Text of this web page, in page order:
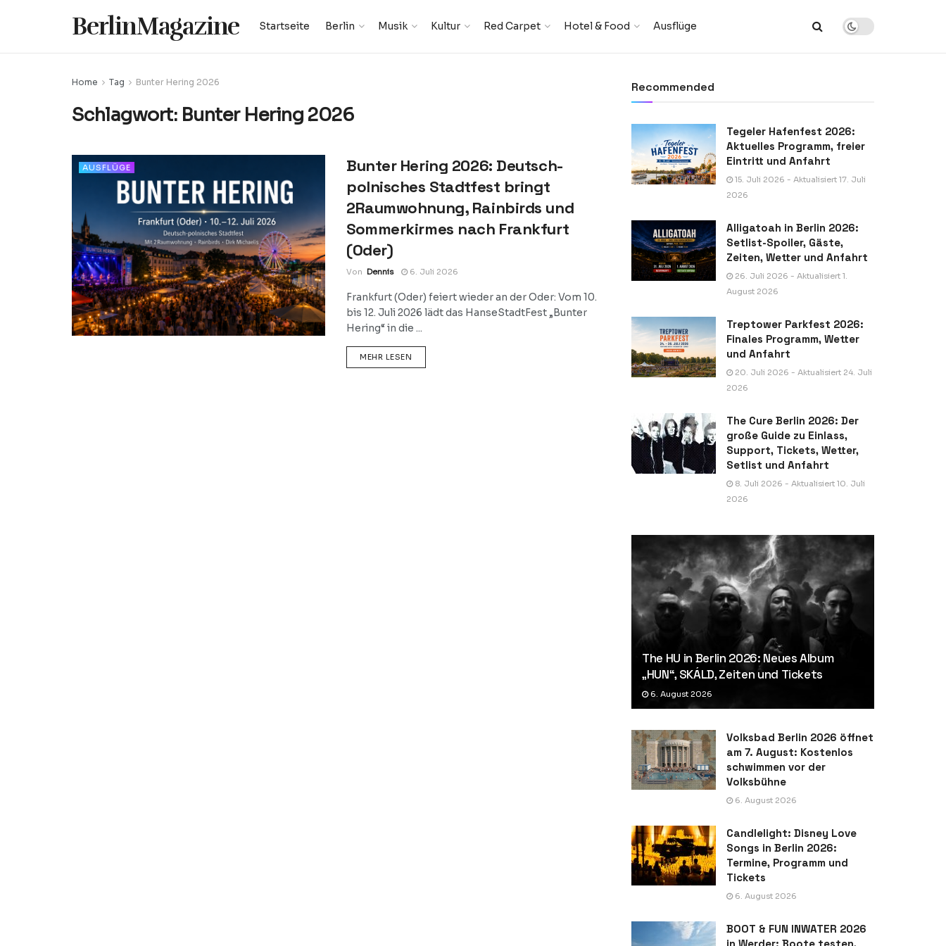
BerlinMagazine Startseite Berlin Musik Kultur Red Carpet Hotel & Food Ausflüge
Home Tag Bunter Hering 2026
Schlagwort: Bunter Hering 2026
AUSFLÜGE
Bunter Hering 2026: Deutsch-
polnisches Stadtfest bringt
2Raumwohnung, Rainbirds und
Sommerkirmes nach Frankfurt
(Oder)
Von Dennis 6. Juli 2026
Frankfurt (Oder) feiert wieder an der Oder: Vom 10.
bis 12. Juli 2026 lädt das HanseStadtFest „Bunter
Hering“ in die ...
MEHR LESEN
Recommended
Tegeler Hafenfest 2026:
Aktuelles Programm, freier
Eintritt und Anfahrt
15. Juli 2026 - Aktualisiert 17. Juli
2026
Alligatoah in Berlin 2026:
Setlist-Spoiler, Gäste,
Zeiten, Wetter und Anfahrt
26. Juli 2026 - Aktualisiert 1.
August 2026
Treptower Parkfest 2026:
Finales Programm, Wetter
und Anfahrt
20. Juli 2026 - Aktualisiert 24. Juli
2026
The Cure Berlin 2026: Der
große Guide zu Einlass,
Support, Tickets, Wetter,
Setlist und Anfahrt
8. Juli 2026 - Aktualisiert 10. Juli
2026
The HU in Berlin 2026: Neues Album
„HUN“, SKÁLD, Zeiten und Tickets
6. August 2026
Volksbad Berlin 2026 öffnet
am 7. August: Kostenlos
schwimmen vor der
Volksbühne
6. August 2026
Candlelight: Disney Love
Songs in Berlin 2026:
Termine, Programm und
Tickets
6. August 2026
BOOT & FUN INWATER 2026
in Werder: Boote testen,